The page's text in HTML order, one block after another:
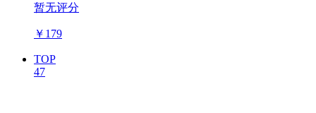
暂无评分
￥ 179
TOP
47